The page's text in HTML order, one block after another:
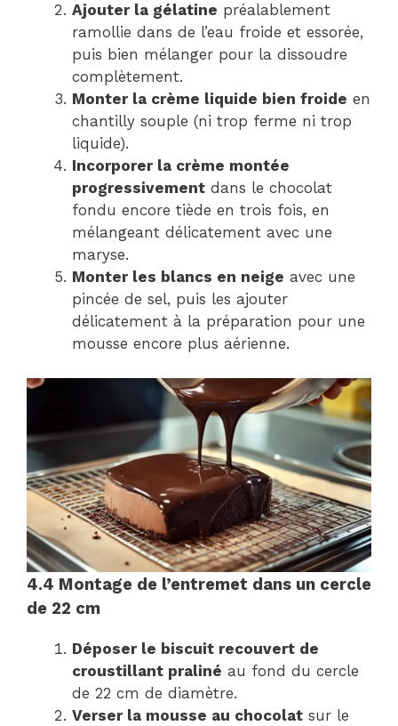
Ajouter la gélatine préalablement
ramollie dans de l’eau froide et essorée,
puis bien mélanger pour la dissoudre
complètement.
Monter la crème liquide bien froide en
chantilly souple (ni trop ferme ni trop
liquide).
Incorporer la crème montée
progressivement dans le chocolat
fondu encore tiède en trois fois, en
mélangeant délicatement avec une
maryse.
Monter les blancs en neige avec une
pincée de sel, puis les ajouter
délicatement à la préparation pour une
mousse encore plus aérienne.
4.4 Montage de l’entremet dans un cercle
de 22 cm
Déposer le biscuit recouvert de
croustillant praliné au fond du cercle
de 22 cm de diamètre.
Verser la mousse au chocolat sur le